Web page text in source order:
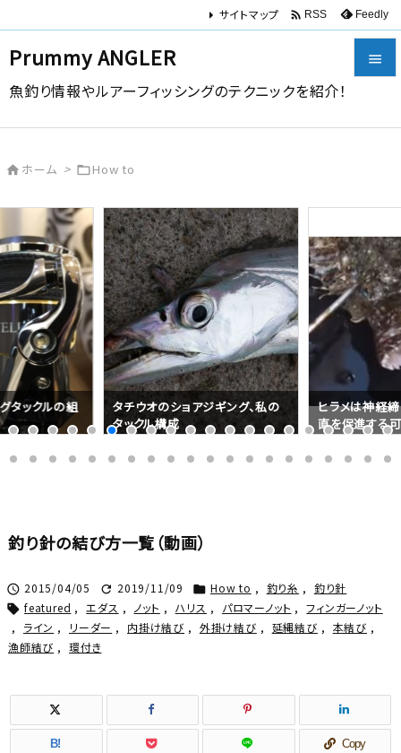
Prummy ANGLER
魚釣り情報やルアーフィッシングのテクニックを紹介！



次へ

検索
サイトマップ  RSS Feedly
 ホーム > How to
タックルの組
タチウオのショアジギング、私の
タックル構成
ヒラメは神経
直を促進する
釣り針の結び方一覧（動画）
 2015/04/05  2019/11/09  How to , 釣り糸 , 釣り針
 featured , エダス , ノット , ハリス , パロマーノット ,
フィンガーノット
,
ライン , リーダー , 内掛け結び , 外掛け結び , 延縄結び , 本結び ,
漁師結び , 環付き
B! Copy